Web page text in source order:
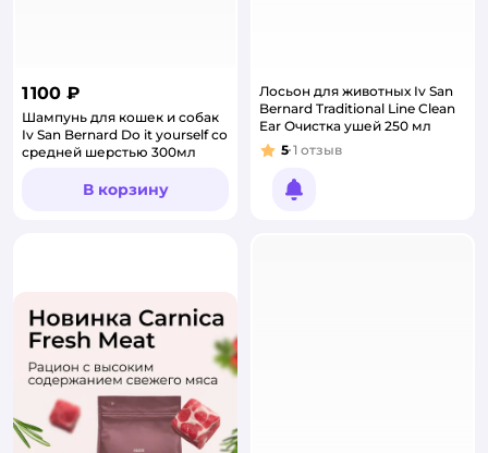
1 100 ₽
Шампунь для кошек и собак
Iv San Bernard Do it yourself со
средней шерстью 300мл
В корзину
Лосьон для животных Iv San
Bernard Traditional Line Clean
Ear Очистка ушей 250 мл
Рейтинг:
5 1 отзыв
Уведомить о появлении